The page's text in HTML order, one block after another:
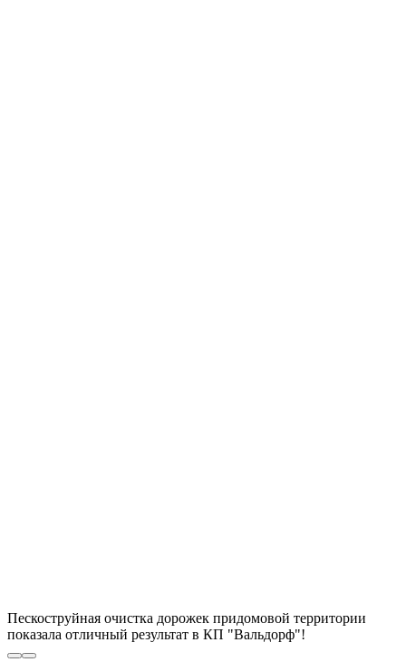
Пескоструйная очистка дорожек придомовой территории
показала отличный результат в КП "Вальдорф"!